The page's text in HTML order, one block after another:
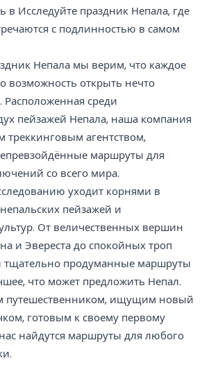
в Исследуйте праздник Непала, где
с подлинностью в самом
Непала мы верим, что каждое
возможность открыть нечто
среди
пейзажей Непала, наша компания
треккинговым агентством,
маршруты для
со всего мира.
уходит корнями в
пейзажей и
От величественных вершин
и Эвереста до спокойных троп
продуманные маршруты
что может предложить Непал.
путешественником, ищущим новый
готовым к своему первому
найдутся маршруты для любого